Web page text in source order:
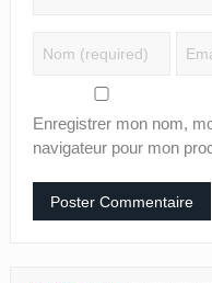
Enregistrer mon nom,
navigateur pour mon